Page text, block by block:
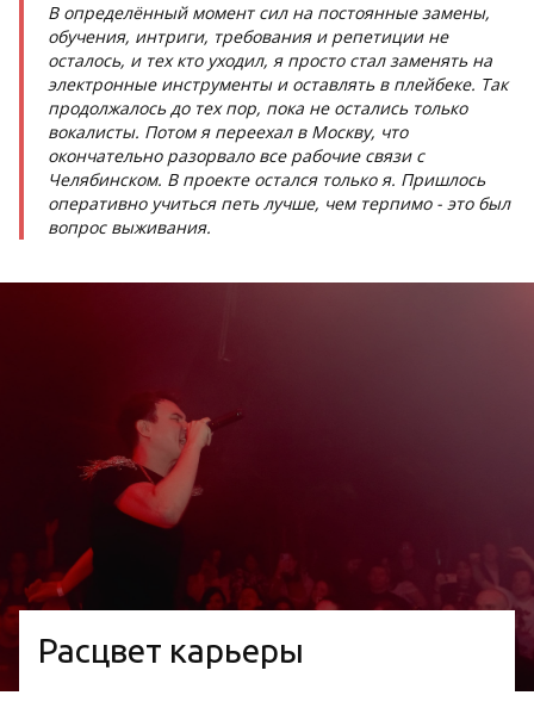
В определённый момент сил на постоянные замены,
обучения, интриги, требования и репетиции не
осталось, и тех кто уходил, я просто стал заменять на
электронные инструменты и оставлять в плейбеке. Так
продолжалось до тех пор, пока не остались только
вокалисты. Потом я переехал в Москву, что
окончательно разорвало все рабочие связи с
Челябинском. В проекте остался только я. Пришлось
оперативно учиться петь лучше, чем терпимо - это был
вопрос выживания.
Расцвет карьеры